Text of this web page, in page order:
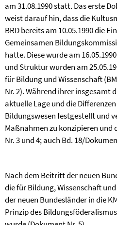
am 31.08.1990 statt. Das erste
weist darauf hin, dass die
BRD bereits am 10.05.1990 die
Gemeinsamen
hatte. Diese wurde am
und Struktur wurden am
für Bildung und Wissenschaft
Nr. 2). Während ihrer insgesamt
aktuelle Lage und die
Bildungswesen festgestellt und
Maßnahmen zu konzipieren
Nr. 3 und 4; auch Bd. 18/
Nach dem Beitritt der neuen
die für Bildung, Wissenschaft
der neuen Bundesländer in die
Prinzip des